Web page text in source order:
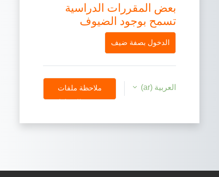
بعض المقررات الدراسية
تسمح بوجود الضيوف
الدخول بصفة ضيف
العربية ‎(ar)‎
ملاحظة ملفات